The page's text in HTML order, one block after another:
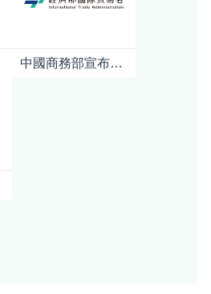
中國商務部宣布對日本強化軍商兩用貨品出口管制對日本產業影響之初步分析